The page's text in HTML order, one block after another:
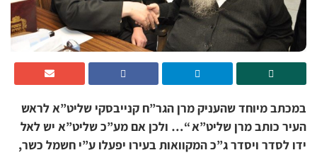
במכתב מיוחד שהעניק מרן הגר”ח קנייבסקי שליט”א לראש
העיר כותב מרן שליט”א “… ולכן אם מע”כ שליט”א יש לאל
ידו לסדר ויסדר ג”כ המקוואות בעירו יפעלו ע”י חשמל כשר,